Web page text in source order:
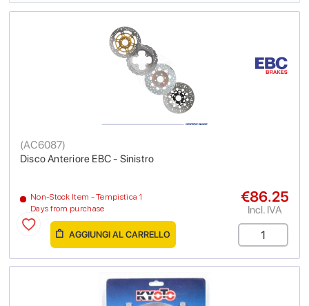
Disco Anteriore EBC - Sinistro
(AC6087)
Non-Stock Item - Tempistica 1
Days from purchase
€86.25
Incl. IVA
AGGIUNGI AL CARRELLO